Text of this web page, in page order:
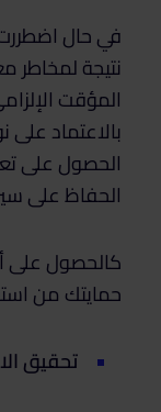
في حال
نتيجة لمخاطر
المؤقت
بالاعتماد على
الحصول على
الحفاظ على
كالحصول على
حمايتك من
تحقيق